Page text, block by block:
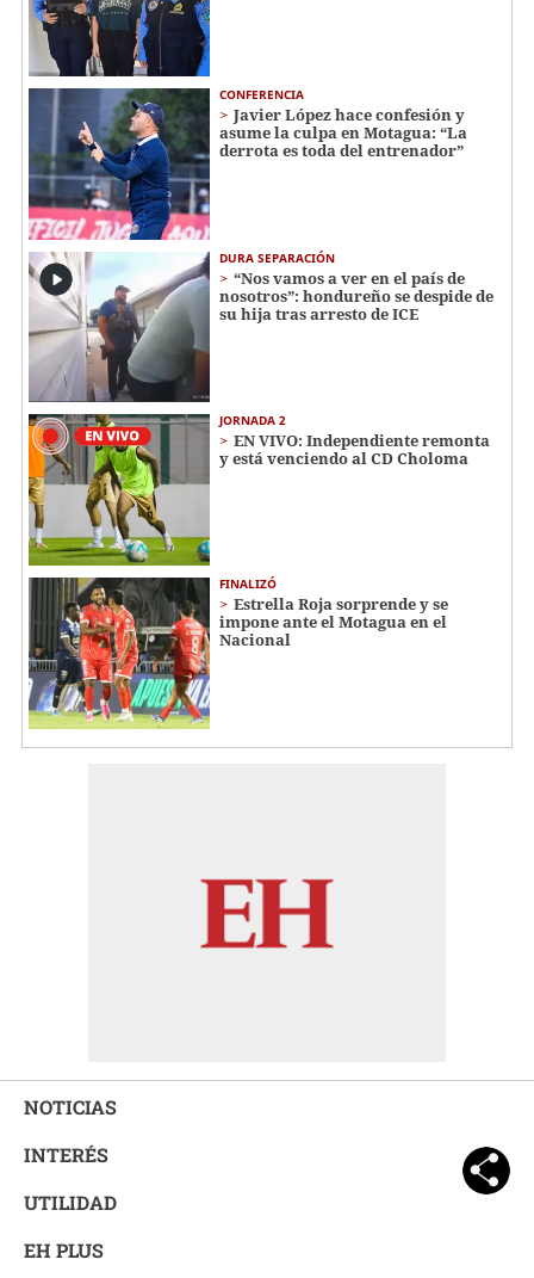
CONFERENCIA
Javier López hace confesión y
asume la culpa en Motagua: “La
derrota es toda del entrenador”
DURA SEPARACIÓN
“Nos vamos a ver en el país de
nosotros”: hondureño se despide de
su hija tras arresto de ICE
JORNADA 2
EN VIVO: Independiente remonta
y está venciendo al CD Choloma
FINALIZÓ
Estrella Roja sorprende y se
impone ante el Motagua en el
Nacional
NOTICIAS
INTERÉS
UTILIDAD
EH PLUS